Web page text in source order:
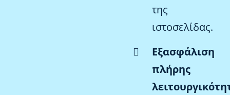
της
ιστοσελίδας.
Εξασφάλιση
πλήρης